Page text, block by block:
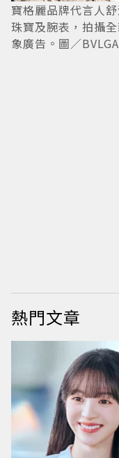
寶格麗品牌代言人
珠寶及腕表，拍攝
象廣告。圖／
熱門文章